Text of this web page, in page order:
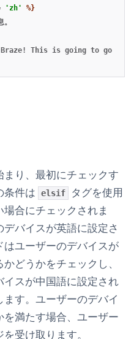
'zh'
%}
まり、最初にチェックす
条件は
elsif
タグを使用
合にチェックされま
バイスが英語に設定さ
ユーザーのデバイスが
どうかをチェックし、
スが中国語に設定され
す。ユーザーのデバイ
満たす場合、ユーザー
受け取ります。